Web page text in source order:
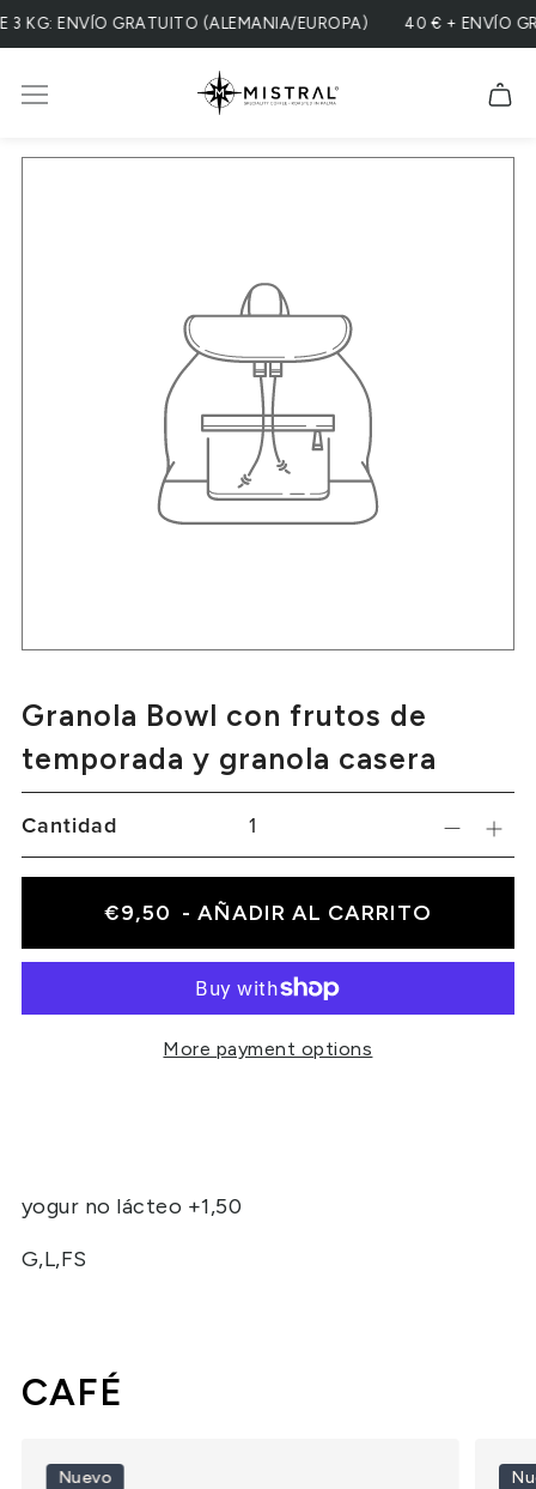
KG: ENVÍO GRATUITO (ALEMANIA/EUROPA) 40 € + ENVÍO
Granola Bowl con frutos de
temporada y granola casera
Cantidad
€9,50 - AÑADIR AL CARRITO
More payment options
yogur no lácteo +1,50
G,L,FS
CAFÉ
Nuevo